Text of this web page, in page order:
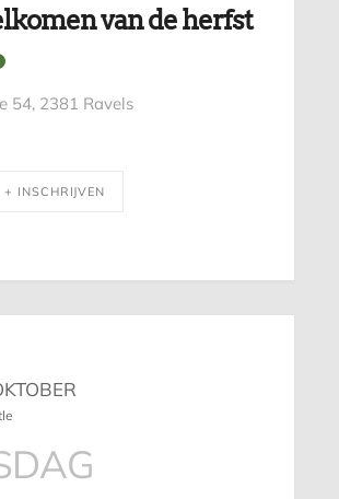
van de herfst
54, 2381 Ravels
+ INSCHRIJVEN